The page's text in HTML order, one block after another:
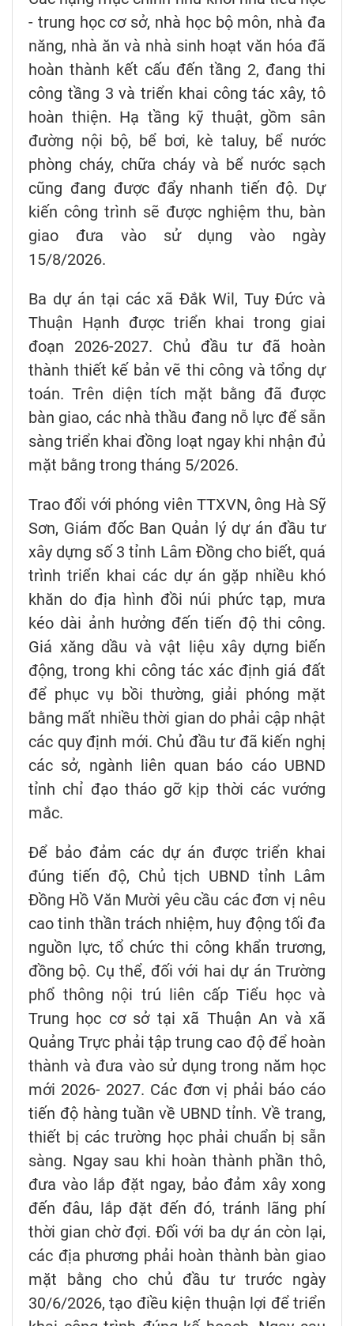
- trung học cơ sở, nhà học bộ môn, nhà đa
năng, nhà ăn và nhà sinh hoạt văn hóa đã
hoàn thành kết cấu đến tầng 2, đang thi
công tầng 3 và triển khai công tác xây, tô
hoàn thiện. Hạ tầng kỹ thuật, gồm sân
đường nội bộ, bể bơi, kè taluy, bể nước
phòng cháy, chữa cháy và bể nước sạch
cũng đang được đẩy nhanh tiến độ. Dự
kiến công trình sẽ được nghiệm thu, bàn
giao đưa vào sử dụng vào ngày
15/8/2026.
Ba dự án tại các xã Đắk Wil, Tuy Đức và
Thuận Hạnh được triển khai trong giai
đoạn 2026-2027. Chủ đầu tư đã hoàn
thành thiết kế bản vẽ thi công và tổng dự
toán. Trên diện tích mặt bằng đã được
bàn giao, các nhà thầu đang nỗ lực để sẵn
sàng triển khai đồng loạt ngay khi nhận đủ
mặt bằng trong tháng 5/2026.
Trao đổi với phóng viên TTXVN, ông Hà Sỹ
Sơn, Giám đốc Ban Quản lý dự án đầu tư
xây dựng số 3 tỉnh Lâm Đồng cho biết, quá
trình triển khai các dự án gặp nhiều khó
khăn do địa hình đồi núi phức tạp, mưa
kéo dài ảnh hưởng đến tiến độ thi công.
Giá xăng dầu và vật liệu xây dựng biến
động, trong khi công tác xác định giá đất
để phục vụ bồi thường, giải phóng mặt
bằng mất nhiều thời gian do phải cập nhật
các quy định mới. Chủ đầu tư đã kiến nghị
các sở, ngành liên quan báo cáo UBND
tỉnh chỉ đạo tháo gỡ kịp thời các vướng
mắc.
Để bảo đảm các dự án được triển khai
đúng tiến độ, Chủ tịch UBND tỉnh Lâm
Đồng Hồ Văn Mười yêu cầu các đơn vị nêu
cao tinh thần trách nhiệm, huy động tối đa
nguồn lực, tổ chức thi công khẩn trương,
đồng bộ. Cụ thể, đối với hai dự án Trường
phổ thông nội trú liên cấp Tiểu học và
Trung học cơ sở tại xã Thuận An và xã
Quảng Trực phải tập trung cao độ để hoàn
thành và đưa vào sử dụng trong năm học
mới 2026- 2027. Các đơn vị phải báo cáo
tiến độ hàng tuần về UBND tỉnh. Về trang,
thiết bị các trường học phải chuẩn bị sẵn
sàng. Ngay sau khi hoàn thành phần thô,
đưa vào lắp đặt ngay, bảo đảm xây xong
đến đâu, lắp đặt đến đó, tránh lãng phí
thời gian chờ đợi. Đối với ba dự án còn lại,
các địa phương phải hoàn thành bàn giao
mặt bằng cho chủ đầu tư trước ngày
30/6/2026, tạo điều kiện thuận lợi để triển